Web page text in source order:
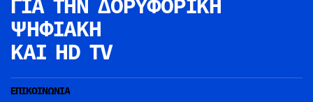
ΨΗΦΙΑΚΗ
ΚΑΙ HD TV
ΕΠΙΚΟΙΝΩΝΙΑ